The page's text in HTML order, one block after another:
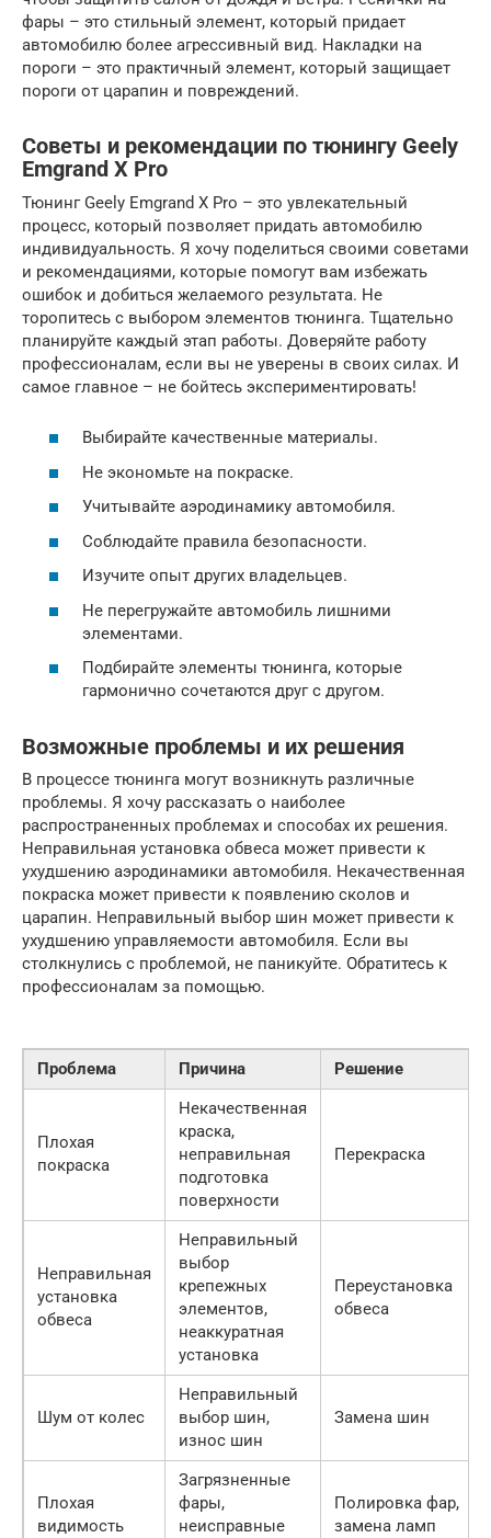
фары – это стильный элемент, который придает
автомобилю более агрессивный вид. Накладки на
пороги – это практичный элемент, который защищает
пороги от царапин и повреждений.
Советы и рекомендации по тюнингу Geely
Emgrand X Pro
Тюнинг Geely Emgrand X Pro – это увлекательный
процесс, который позволяет придать автомобилю
индивидуальность. Я хочу поделиться своими советами
и рекомендациями, которые помогут вам избежать
ошибок и добиться желаемого результата. Не
торопитесь с выбором элементов тюнинга. Тщательно
планируйте каждый этап работы. Доверяйте работу
профессионалам, если вы не уверены в своих силах. И
самое главное – не бойтесь экспериментировать!
Выбирайте качественные материалы.
Не экономьте на покраске.
Учитывайте аэродинамику автомобиля.
Соблюдайте правила безопасности.
Изучите опыт других владельцев.
Не перегружайте автомобиль лишними
элементами.
Подбирайте элементы тюнинга, которые
гармонично сочетаются друг с другом.
Возможные проблемы и их решения
В процессе тюнинга могут возникнуть различные
проблемы. Я хочу рассказать о наиболее
распространенных проблемах и способах их решения.
Неправильная установка обвеса может привести к
ухудшению аэродинамики автомобиля. Некачественная
покраска может привести к появлению сколов и
царапин. Неправильный выбор шин может привести к
ухудшению управляемости автомобиля. Если вы
столкнулись с проблемой, не паникуйте. Обратитесь к
профессионалам за помощью.
Проблема Причина Решение
Плохая
покраска
Некачественная
краска,
неправильная
подготовка
поверхности
Перекраска
Неправильная
установка
обвеса
Неправильный
выбор
крепежных
элементов,
неаккуратная
установка
Переустановка
обвеса
Шум от колес
Неправильный
выбор шин,
износ шин
Замена шин
Плохая
видимость
Загрязненные
фары,
неисправные
Полировка фар,
замена ламп